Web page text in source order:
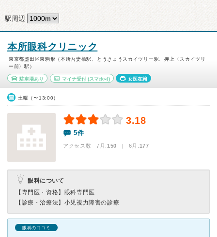
駅周辺
本所眼科クリニック
東京都墨田区東駒形（本所吾妻橋駅、とうきょうスカイツリー駅、押上〈スカイツリ
ー前〉駅）
駐車場あり マイナ受付(スマホ可) 女医在籍
土曜（〜13:00）
3.18
5件
アクセス数 7月:150 | 6月:177
眼科について
【専門医・資格】 眼科専門医
【診療・治療法】 小児視力障害の診療
眼科の口コミ